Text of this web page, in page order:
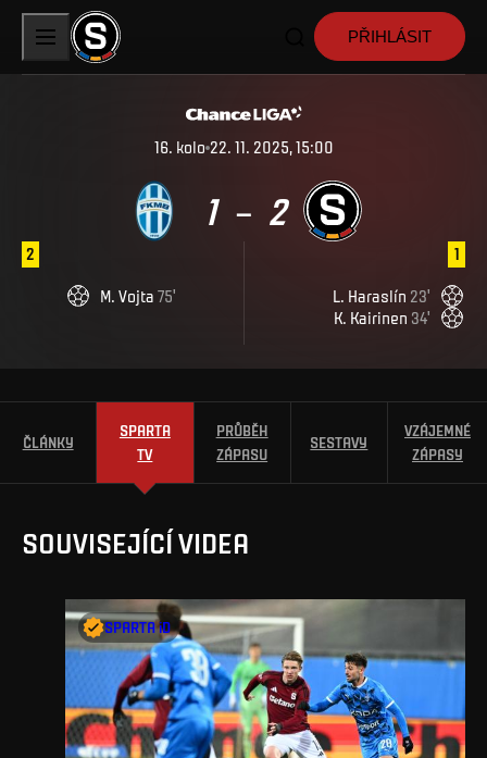
PŘIHLÁSIT
16. kolo 22. 11. 2025, 15:00
1 – 2
1
L Haraslín 23'
K Kairinen 34'
2
M Vojta 75'
ČLÁNKY
SPARTA
TV
PRŮBĚH
ZÁPASU
SESTAVY
VZÁJEMNÉ
ZÁPASY
SOUVISEJÍCÍ VIDEA
SPARTA iD